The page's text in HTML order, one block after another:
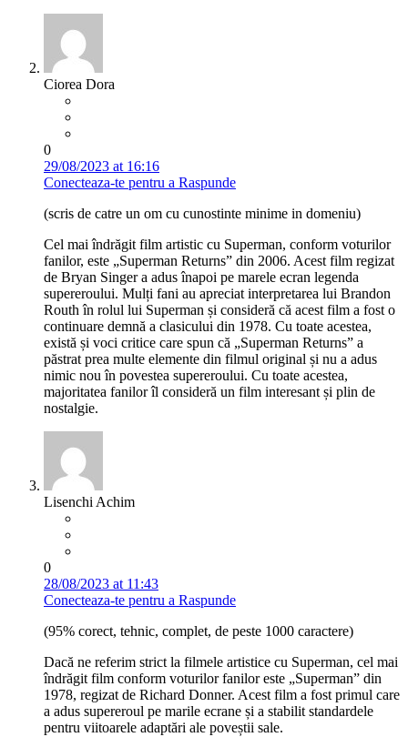
Ciorea Dora
0
29/08/2023 at 16:16
Conecteaza-te pentru a Raspunde
(scris de catre un om cu cunostinte minime in domeniu)
Cel mai îndrăgit film artistic cu Superman, conform voturilor
fanilor, este „Superman Returns” din 2006. Acest film regizat
de Bryan Singer a adus înapoi pe marele ecran legenda
supereroului. Mulți fani au apreciat interpretarea lui Brandon
Routh în rolul lui Superman și consideră că acest film a fost o
continuare demnă a clasicului din 1978. Cu toate acestea,
există și voci critice care spun că „Superman Returns” a
păstrat prea multe elemente din filmul original și nu a adus
nimic nou în povestea supereroului. Cu toate acestea,
majoritatea fanilor îl consideră un film interesant și plin de
nostalgie.
Lisenchi Achim
0
28/08/2023 at 11:43
Conecteaza-te pentru a Raspunde
(95% corect, tehnic, complet, de peste 1000 caractere)
Dacă ne referim strict la filmele artistice cu Superman, cel mai
îndrăgit film conform voturilor fanilor este „Superman” din
1978, regizat de Richard Donner. Acest film a fost primul care
a adus supereroul pe marile ecrane și a stabilit standardele
pentru viitoarele adaptări ale poveștii sale.